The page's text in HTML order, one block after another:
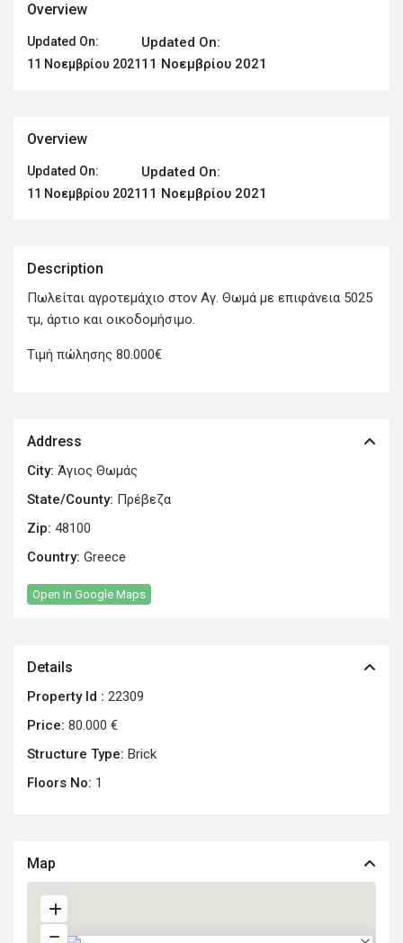
Overview
Updated On:
11 Νοεμβρίου 2021
Updated On:
11 Νοεμβρίου 2021
Overview
Updated On:
11 Νοεμβρίου 2021
Updated On:
11 Νοεμβρίου 2021
Description
Πωλείται αγροτεμάχιο στον Αγ. Θωμά με επιφάνεια 5025
τμ, άρτιο και οικοδομήσιμο.
Τιμή πώλησης 80.000€
Address
City: Άγιος Θωμάς
State/County: Πρέβεζα
Zip: 48100
Country: Greece
Open In Google Maps
Details
Property Id : 22309
Price: 80.000 €
Structure Type: Brick
Floors No: 1
Map